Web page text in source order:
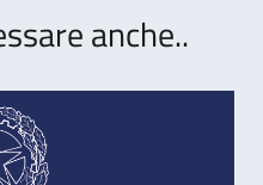
anche..